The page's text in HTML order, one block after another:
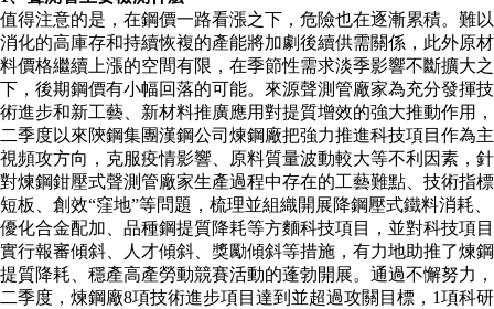
值得注意的是，在鋼價一路看漲之下，危險也在逐漸累積。難以
消化的高庫存和持續恢複的產能將加劇後續供需關係，此外原材
料價格繼續上漲的空間有限，在季節性需求淡季影響不斷擴大之
下，後期鋼價有小幅回落的可能。來源聲測管廠家為充分發揮技
術進步和新工藝、新材料推廣應用對提質增效的強大推動作用，
二季度以來陝鋼集團漢鋼公司煉鋼廠把強力推進科技項目作為主
視頻攻方向，克服疫情影響、原料質量波動較大等不利因素，針
對煉鋼鉗壓式聲測管廠家生產過程中存在的工藝難點、技術指標
短板、創效“窪地”等問題，梳理並組織開展降鋼壓式鐵料消耗、
優化合金配加、品種鋼提質降耗等方麵科技項目，並對科技項目
實行報審傾斜、人才傾斜、獎勵傾斜等措施，有力地助推了煉鋼
提質降耗、穩產高產勞動競賽活動的蓬勃開展。通過不懈努力，
二季度，煉鋼廠8項技術進步項目達到並超過攻關目標，1項科研